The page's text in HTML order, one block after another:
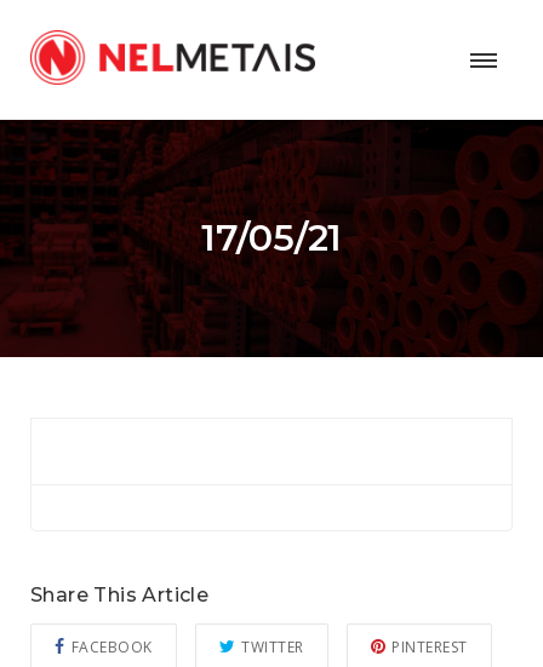
17/05/21
Share This Article
FACEBOOK TWITTER PINTEREST